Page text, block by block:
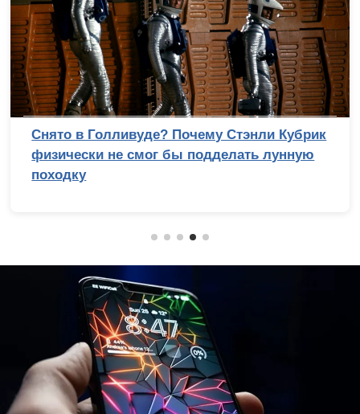
Снято в Голливуде? Почему Стэнли Кубрик
физически не смог бы подделать лунную
походку